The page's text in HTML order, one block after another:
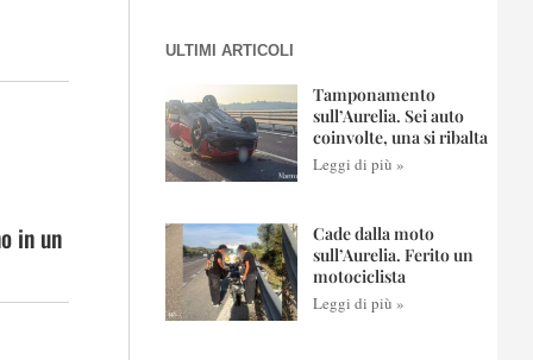
in un
ULTIMI ARTICOLI
Tamponamento
sull’Aurelia. Sei auto
coinvolte, una si ribalta
Leggi di più »
Cade dalla moto
sull’Aurelia. Ferito un
motociclista
Leggi di più »